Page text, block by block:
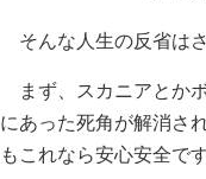
そんな人生の反省は
まず、スカニアとか
にあった死角が解消さ
もこれなら安心安全です